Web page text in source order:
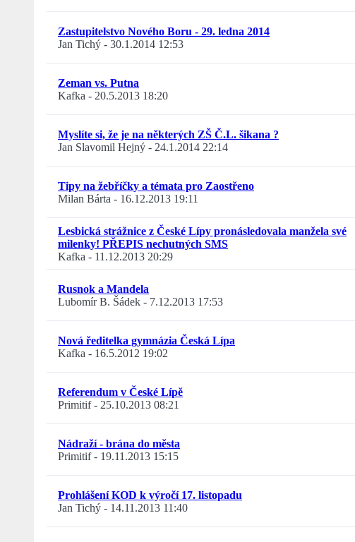
Zastupitelstvo Nového Boru - 29. ledna 2014
Jan Tichý - 30.1.2014 12:53
Zeman vs. Putna
Kafka - 20.5.2013 18:20
Myslíte si, že je na některých ZŠ Č.L. šikana ?
Jan Slavomil Hejný - 24.1.2014 22:14
Tipy na žebříčky a témata pro Zaostřeno
Milan Bárta - 16.12.2013 19:11
Lesbická strážnice z České Lípy pronásledovala manžela své
milenky! PŘEPIS nechutných SMS
Kafka - 11.12.2013 20:29
Rusnok a Mandela
Lubomír B. Šádek - 7.12.2013 17:53
Nová ředitelka gymnázia Česká Lípa
Kafka - 16.5.2012 19:02
Referendum v České Lípě
Primitif- 25.10.2013 08:21
Nádraží - brána do města
Primitif- 19.11.2013 15:15
Prohlášení KOD k výročí 17. listopadu
Jan Tichý - 14.11.2013 11:40